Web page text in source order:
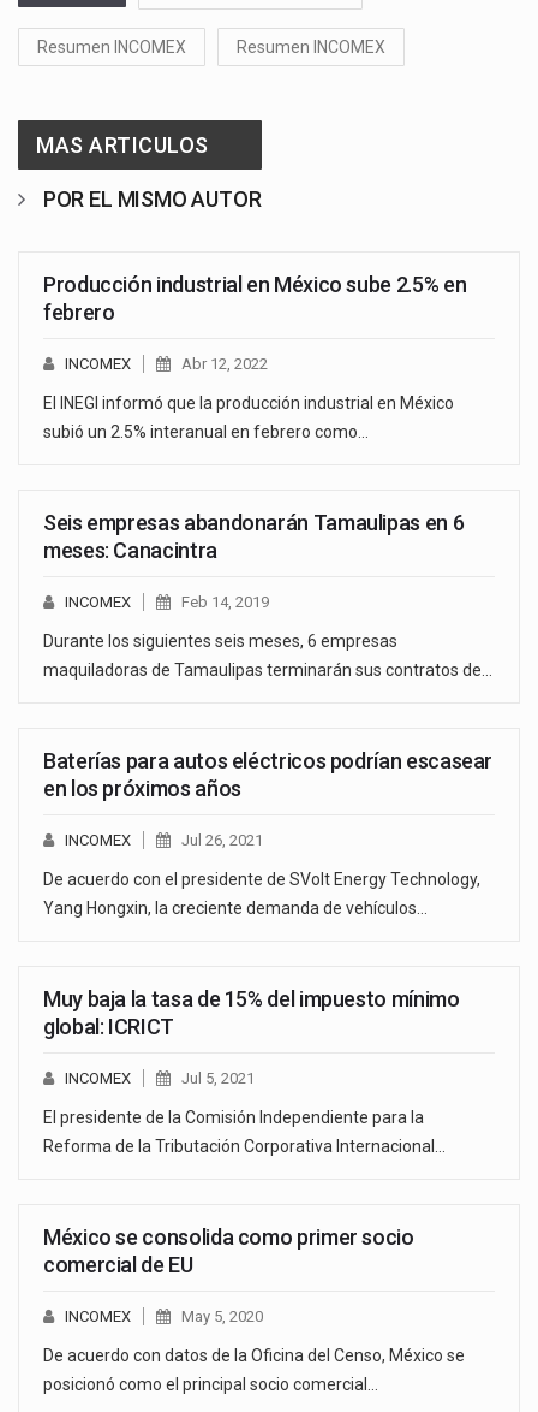
Resumen INCOMEX Resumen INCOMEX
MAS ARTICULOS
POR EL MISMO AUTOR
Producción industrial en México sube 2.5% en
febrero
INCOMEX Abr 12, 2022
El INEGI informó que la producción industrial en México
subió un 2.5% interanual en febrero como…
Seis empresas abandonarán Tamaulipas en 6
meses: Canacintra
INCOMEX Feb 14, 2019
Durante los siguientes seis meses, 6 empresas
maquiladoras de Tamaulipas terminarán sus contratos de…
Baterías para autos eléctricos podrían escasear
en los próximos años
INCOMEX Jul 26, 2021
De acuerdo con el presidente de SVolt Energy Technology,
Yang Hongxin, la creciente demanda de vehículos…
Muy baja la tasa de 15% del impuesto mínimo
global: ICRICT
INCOMEX Jul 5, 2021
El presidente de la Comisión Independiente para la
Reforma de la Tributación Corporativa Internacional…
México se consolida como primer socio
comercial de EU
INCOMEX May 5, 2020
De acuerdo con datos de la Oficina del Censo, México se
posicionó como el principal socio comercial…